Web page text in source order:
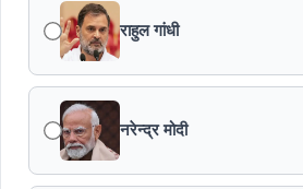
जन-कल्याणकारी तथा हितग्राही मूलक
बनाने के लिए अनुशंसाएं देने उच्च स्तरीय
मध्यप्रदेश में सृजन संवाद अभियान का शुभारंभ
राहुल गांधी
नरेन्द्र मोदी